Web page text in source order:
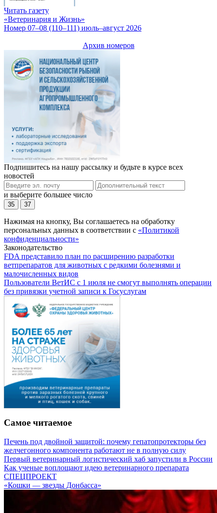
Читать газету
«Ветеринария и Жизнь»
Номер 07–08 (110–111) июль–август 2026
Архив номеров
Подпишитесь на нашу рассылку и будьте в курсе всех
новостей
и выберите большее число
35 37
Нажимая на кнопку, Вы соглашаетесь на обработку
персональных данных в соответствии с «Политикой
конфиденциальности»
Законодательство
FDA представило план по расширению разработки
ветпрепаратов для животных с редкими болезнями и
малочисленных видов
Пользователи ВетИС с 1 июля не смогут выполнять операции
без привязки учетной записи к Госуслугам
Самое читаемое
Печень под двойной защитой: почему гепатопротекторы без
желчегонного компонента работают не в полную силу
Первый ветеринарный логистический хаб запустили в России
Как ученые воплощают идею ветеринарного препарата
СПЕЦПРОЕКТ
«Кошки — звезды Донбасса»